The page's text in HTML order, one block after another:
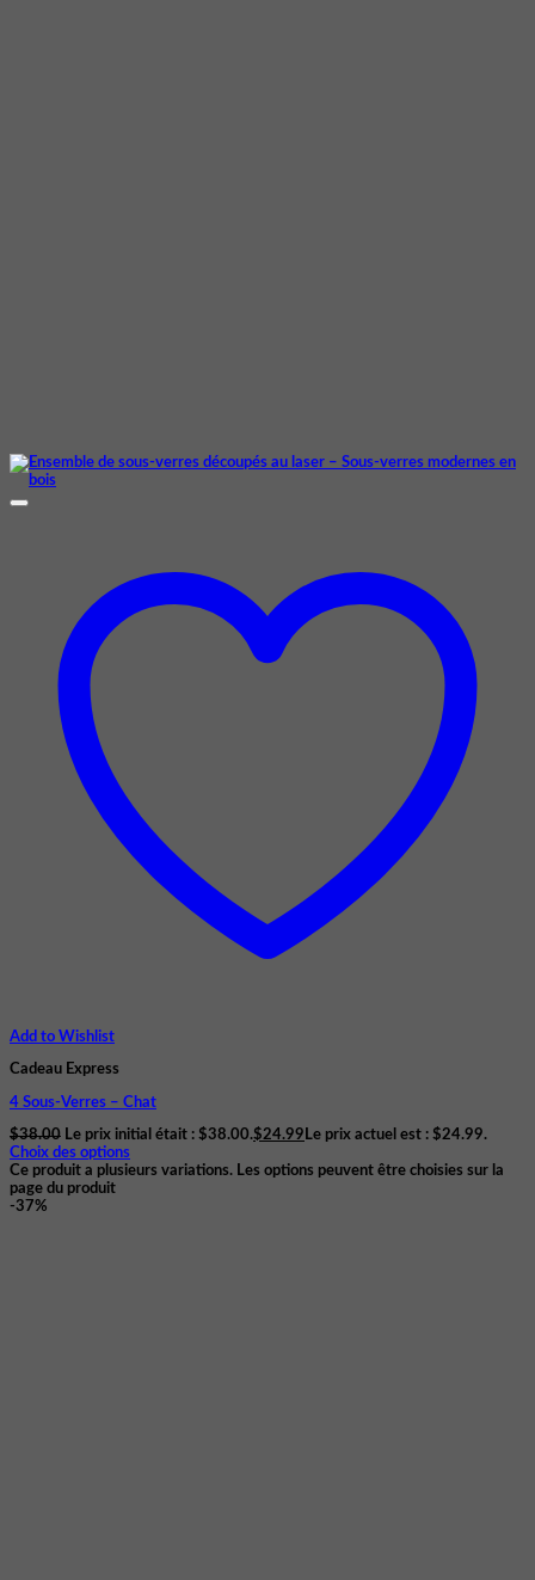
Add to Wishlist
Cadeau Express
4 Sous-Verres – Chat
$38.00 Le prix initial était : $38.00.$24.99 Le prix actuel est : $24.99.
Choix des options
Ce produit a plusieurs variations. Les options peuvent être choisies sur la
page du produit
-37%